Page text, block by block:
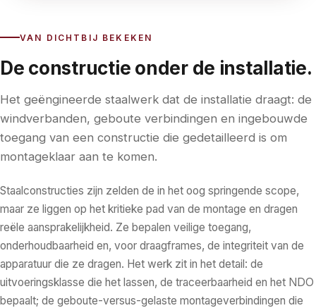
VAN DICHTBIJ BEKEKEN
De constructie onder de installatie.
Het geëngineerde staalwerk dat de installatie draagt: de
windverbanden, geboute verbindingen en ingebouwde
toegang van een constructie die gedetailleerd is om
montageklaar aan te komen.
Staalconstructies zijn zelden de in het oog springende scope,
maar ze liggen op het kritieke pad van de montage en dragen
reële aansprakelijkheid. Ze bepalen veilige toegang,
onderhoudbaarheid en, voor draagframes, de integriteit van de
apparatuur die ze dragen. Het werk zit in het detail: de
uitvoeringsklasse die het lassen, de traceerbaarheid en het NDO
bepaalt; de geboute-versus-gelaste montageverbindingen die